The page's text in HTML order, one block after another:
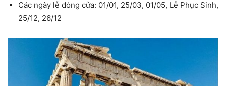
Các ngày lễ đóng cửa: 01/01, 25/03, 01/05, Lễ Phục Sinh,
25/12, 26/12